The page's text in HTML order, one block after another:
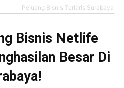
Peluang Bisnis Terlaris Surabaya
Bisnis Netlife
Besar Di